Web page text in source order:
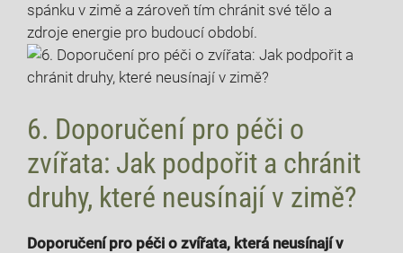
spánku v zimě a zároveň tím chránit své tělo a
zdroje energie pro budoucí období.
6. Doporučení pro péči o
zvířata: Jak podpořit a chránit
druhy, které neusínají v zimě?
Doporučení pro péči o zvířata, která neusínají v